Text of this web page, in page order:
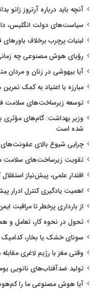
آنچه باید درباره آرتروز زانو
سیاست‌های دولت انگلیس،
لبنیات پرچرب برخلاف
رؤیای هوش مصنوعی چه
آیا بیهوشی در زنان و مردان
مبارزه با اعتیاد به کمک
توسعه زیرساخت‌های سلامت فارس با ۳ پروژه
وزیر بهداشت: گام‌های مؤثری
شده است
چرایی شیوع بالای
تقویت زیرساخت‌های سلامت
اقتدار علمی، پیش‌نیاز
اهمیت یادگیری کنترل ادرار پیش از ۴
از بارداری پرخطر تا مراقبت
تحول در نحوه کار، تعامل و
سونای خشک یا بخار،
وقتی مغز با رژیم لاغری
تولید ضدآفتاب‌های نانویی
آیا هوش مصنوعی ما را